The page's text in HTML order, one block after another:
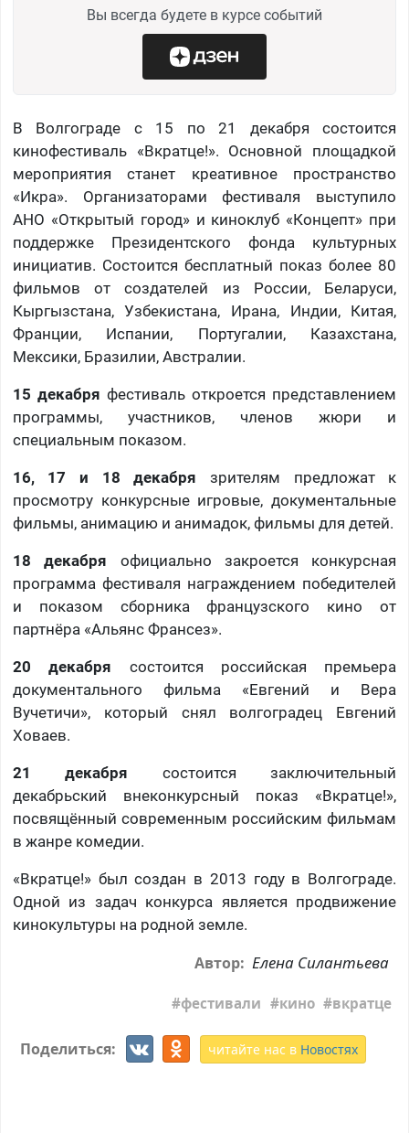
Вы всегда будете в курсе событий
В Волгограде с 15 по 21 декабря состоится
кинофестиваль «Вкратце!». Основной площадкой
мероприятия станет креативное пространство
«Икра». Организаторами фестиваля выступило
АНО «Открытый город» и киноклуб «Концепт» при
поддержке Президентского фонда культурных
инициатив. Состоится бесплатный показ более 80
фильмов от создателей из России, Беларуси,
Кыргызстана, Узбекистана, Ирана, Индии, Китая,
Франции, Испании, Португалии, Казахстана,
Мексики, Бразилии, Австралии.
15 декабря фестиваль откроется представлением
программы, участников, членов жюри и
специальным показом.
16, 17 и 18 декабря зрителям предложат к
просмотру конкурсные игровые, документальные
фильмы, анимацию и анимадок, фильмы для детей.
18 декабря официально закроется конкурсная
программа фестиваля награждением победителей
и показом сборника французского кино от
партнёра «Альянс Франсез».
20 декабря состоится российская премьера
документального фильма «Евгений и Вера
Вучетичи», который снял волгоградец Евгений
Ховаев.
21 декабря состоится заключительный
декабрьский внеконкурсный показ «Вкратце!»,
посвящённый современным российским фильмам
в жанре комедии.
«Вкратце!» был создан в 2013 году в Волгограде.
Одной из задач конкурса является продвижение
кинокультуры на родной земле.
Автор: Елена Силантьева
фестивали кино вкратце
Поделиться: читайте нас в Новостях